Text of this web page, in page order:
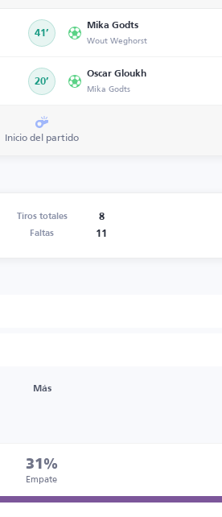
41’
Mika Godts
Wout Weghorst
20’
Oscar Gloukh
Mika Godts
Inicio del partido
Tiros totales
8
Faltas 11
Más
31%
Empate